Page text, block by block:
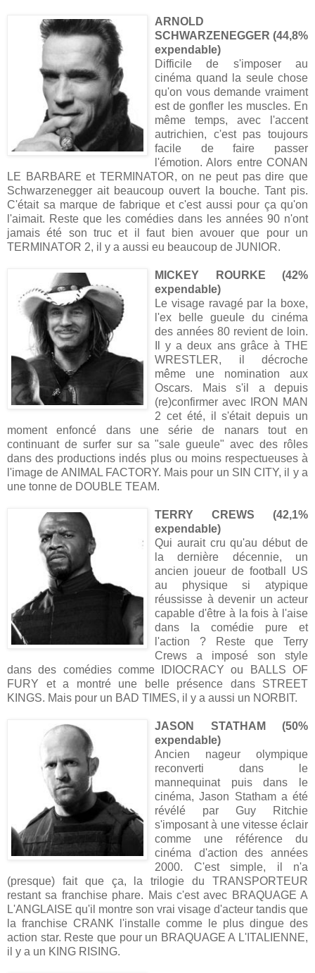
ARNOLD
SCHWARZENEGGER (44,8%
expendable)
Difficile de s'imposer au
cinéma quand la seule chose
qu'on vous demande vraiment
est de gonfler les muscles. En
même temps, avec l'accent
autrichien, c'est pas toujours
facile de faire passer
l'émotion. Alors entre CONAN
LE BARBARE et TERMINATOR, on ne peut pas dire que
Schwarzenegger ait beaucoup ouvert la bouche. Tant pis.
C'était sa marque de fabrique et c'est aussi pour ça qu'on
l'aimait. Reste que les comédies dans les années 90 n'ont
jamais été son truc et il faut bien avouer que pour un
TERMINATOR 2, il y a aussi eu beaucoup de JUNIOR.
MICKEY ROURKE (42%
expendable)
Le visage ravagé par la boxe,
l'ex belle gueule du cinéma
des années 80 revient de loin.
Il y a deux ans grâce à THE
WRESTLER, il décroche
même une nomination aux
Oscars. Mais s'il a depuis
(re)confirmer avec IRON MAN
2 cet été, il s'était depuis un
moment enfoncé dans une série de nanars tout en
continuant de surfer sur sa "sale gueule" avec des rôles
dans des productions indés plus ou moins respectueuses à
l'image de ANIMAL FACTORY. Mais pour un SIN CITY, il y a
une tonne de DOUBLE TEAM.
TERRY CREWS (42,1%
expendable)
Qui aurait cru qu'au début de
la dernière décennie, un
ancien joueur de football US
au physique si atypique
réussisse à devenir un acteur
capable d'être à la fois à l'aise
dans la comédie pure et
l'action ? Reste que Terry
Crews a imposé son style
dans des comédies comme IDIOCRACY ou BALLS OF
FURY et a montré une belle présence dans STREET
KINGS. Mais pour un BAD TIMES, il y a aussi un NORBIT.
JASON STATHAM (50%
expendable)
Ancien nageur olympique
reconverti dans le
mannequinat puis dans le
cinéma, Jason Statham a été
révélé par Guy Ritchie
s'imposant à une vitesse éclair
comme une référence du
cinéma d'action des années
2000. C'est simple, il n'a
(presque) fait que ça, la trilogie du TRANSPORTEUR
restant sa franchise phare. Mais c'est avec BRAQUAGE A
L'ANGLAISE qu'il montre son vrai visage d'acteur tandis que
la franchise CRANK l'installe comme le plus dingue des
action star. Reste que pour un BRAQUAGE A L'ITALIENNE,
il y a un KING RISING.